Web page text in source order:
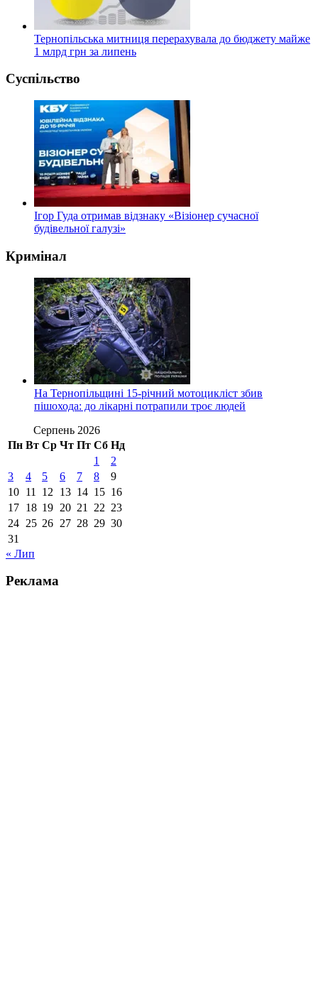
Тернопільська митниця перерахувала до бюджету майже
1 млрд грн за липень
Суспільство
Ігор Гуда отримав відзнаку «Візіонер сучасної
будівельної галузі»
Кримінал
На Тернопільщині 15-річний мотоцикліст збив
пішохода: до лікарні потрапили троє людей
Серпень 2026
Пн Вт Ср Чт Пт Сб Нд
1
2
3
4 5 6 7 8
9
10 11 12 13 14 15 16
17 18 19 20 21 22 23
24 25 26 27 28 29 30
31
« Лип
Реклама